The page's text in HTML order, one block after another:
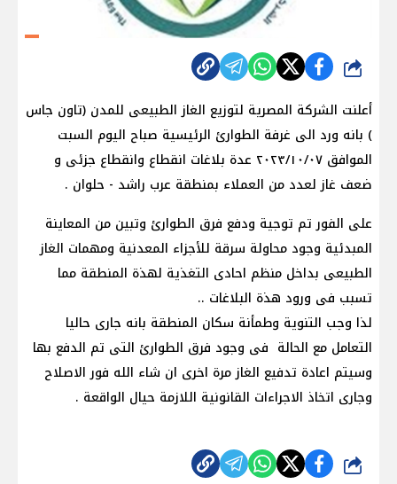
شارك
أعلنت الشركة المصرية لتوزيع الغاز الطبيعى للمدن (تاون جاس
) بانه ورد الى غرفة الطوارئ الرئيسية صباح اليوم السبت
الموافق ٢٠٢٣/١٠/٠٧ عدة بلاغات انقطاع وانقطاع جزئى و
ضعف غاز لعدد من العملاء بمنطقة عرب راشد - حلوان .
على الفور تم توجية ودفع فرق الطوارئ وتبين من المعاينة
المبدئية وجود محاولة سرقة للأجزاء المعدنية ومهمات الغاز
الطبيعى بداخل منظم احادى التغذية لهذة المنطقة مما
تسبب فى ورود هذة البلاغات ..
لذا وجب التنوية وطمأنة سكان المنطقة بانه جارى حاليا
التعامل مع الحالة فى وجود فرق الطوارئ التى تم الدفع بها
وسيتم اعادة تدفيع الغاز مرة اخرى ان شاء الله فور الاصلاح
وجارى اتخاذ الاجراءات القانونية اللازمة حيال الواقعة .
شارك